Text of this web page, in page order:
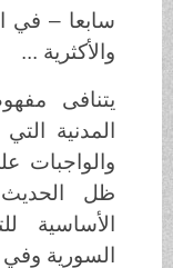
سابعا – في
والأكثرية ...
يتنافى
المدنية التي
والواجبات
ظل الحديث
الأساسية
السورية وفي